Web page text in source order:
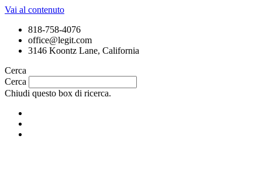
Vai al contenuto
818-758-4076
office@legit.com
3146 Koontz Lane, California
Cerca
Cerca
Chiudi questo box di ricerca.